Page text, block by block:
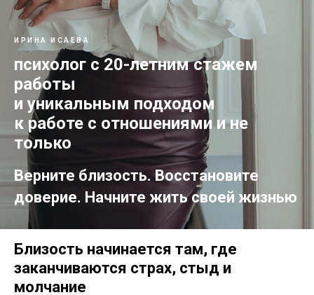
ИРИНА ИСАЕВА
психолог с 20-летним стажем
работы
и уникальным подходом
к работе с отношениями и не
только
Верните близость. Восстановите
доверие. Начните жить своей жизнью
Близость начинается там, где
заканчиваются страх, стыд и
молчание